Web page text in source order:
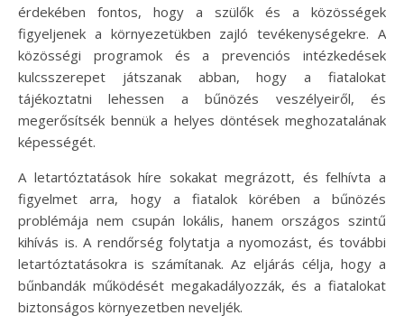
érdekében fontos, hogy a szülők és a közösségek
figyeljenek a környezetükben zajló tevékenységekre. A
közösségi programok és a prevenciós intézkedések
kulcsszerepet játszanak abban, hogy a fiatalokat
tájékoztatni lehessen a bűnözés veszélyeiről, és
megerősítsék bennük a helyes döntések meghozatalának
képességét.
A letartóztatások híre sokakat megrázott, és felhívta a
figyelmet arra, hogy a fiatalok körében a bűnözés
problémája nem csupán lokális, hanem országos szintű
kihívás is. A rendőrség folytatja a nyomozást, és további
letartóztatásokra is számítanak. Az eljárás célja, hogy a
bűnbandák működését megakadályozzák, és a fiatalokat
biztonságos környezetben neveljék.